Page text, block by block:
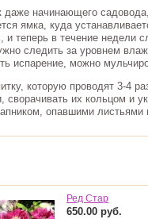
даже начинающего
ямка, куда
и теперь в течение недели
следить за уровнем
испарение, можно
которую проводят 3-4
сворачивать их кольцом и
опавшими листьями
Ред Стар
650.00 руб.